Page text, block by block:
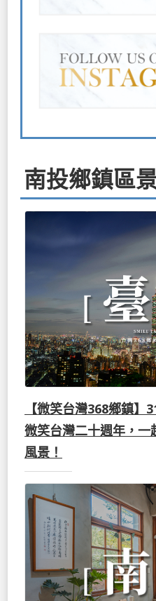
南投鄉鎮區
【微笑台灣368鄉鎮】
微笑台灣二十週年，
風景！